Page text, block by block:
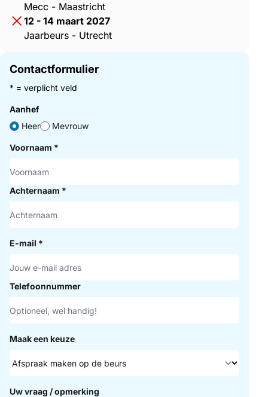
Mecc - Maastricht
12 - 14 maart 2027
Jaarbeurs - Utrecht
Contactformulier
* = verplicht veld
Aanhef
Heer
Mevrouw
Voornaam *
Achternaam *
E-mail *
Telefoonnummer
Maak een keuze
Uw vraag / opmerking